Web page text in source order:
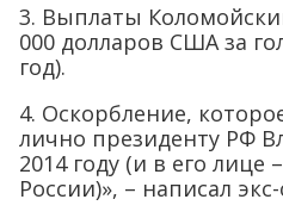
3. Выплаты
000 долларов США за
год).
4. Оскорбление,
лично президенту РФ
2014 году (и в его лице
России)», – написал